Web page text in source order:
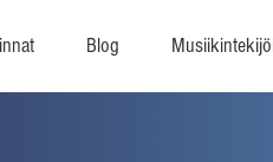
Blog